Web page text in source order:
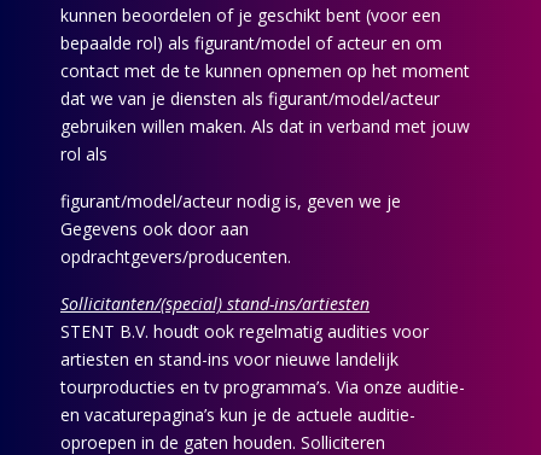
kunnen beoordelen of je geschikt bent (voor een
bepaalde rol) als figurant/model of acteur en om
contact met de te kunnen opnemen op het moment
dat we van je diensten als figurant/model/acteur
gebruiken willen maken. Als dat in verband met jouw
rol als
figurant/model/acteur nodig is, geven we je
Gegevens ook door aan
opdrachtgevers/producenten.
Sollicitanten/(special) stand-ins/artiesten
STENT B.V. houdt ook regelmatig audities voor
artiesten en stand-ins voor nieuwe landelijk
tourproducties en tv programma’s. Via onze auditie-
en vacaturepagina’s kun je de actuele auditie-
oproepen in de gaten houden. Solliciteren